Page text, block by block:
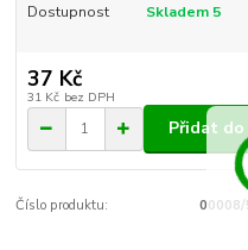
Dostupnost Skladem 5
37 Kč
31 Kč bez DPH
Přidat do
Číslo produktu: 00008/